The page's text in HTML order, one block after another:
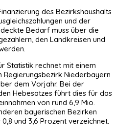
des Bezirkshaushalts
und der
Bedarf muss über die
den Landkreisen und
Statistik rechnet mit einem
Niederbayern
dem Vorjahr. Bei der
Hebesatzes führt dies für das
von rund 6,9 Mio.
bayerischen Bezirken
und 3,6 Prozent verzeichnet.